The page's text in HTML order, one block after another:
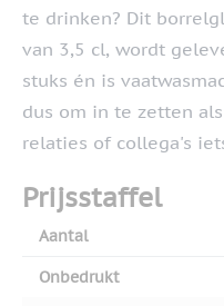
te drinken? Dit
van 3,5 cl, wordt
stuks én is
dus om in te zetten
relaties of collega's
Prijsstaffel
Aantal
Onbedrukt